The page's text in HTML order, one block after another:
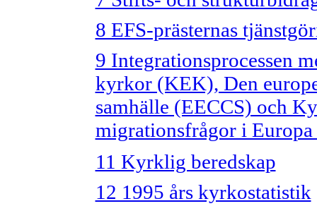
8 EFS-prästernas
9 Integrationsprocessen
kyrkor (KEK), Den
samhälle (EECCS) och
migrationsfrågor i
11 Kyrklig beredskap
12 1995 års kyrkostatistik